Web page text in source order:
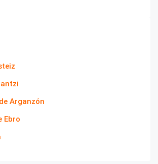
Arganzón
Ebro